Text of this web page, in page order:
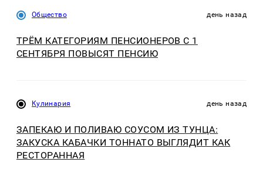
Общество день назад
ТРЁМ КАТЕГОРИЯМ ПЕНСИОНЕРОВ С 1
СЕНТЯБРЯ ПОВЫСЯТ ПЕНСИЮ
Кулинария день назад
ЗАПЕКАЮ И ПОЛИВАЮ СОУСОМ ИЗ ТУНЦА:
ЗАКУСКА КАБАЧКИ ТОННАТО ВЫГЛЯДИТ КАК
РЕСТОРАННАЯ